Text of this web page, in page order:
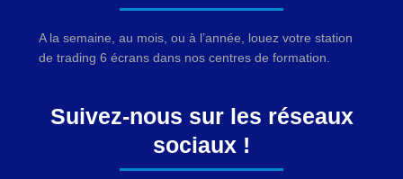
A la semaine, au mois, ou à l’année, louez votre station
de trading 6 écrans dans nos centres de formation.
Suivez-nous sur les réseaux
sociaux !